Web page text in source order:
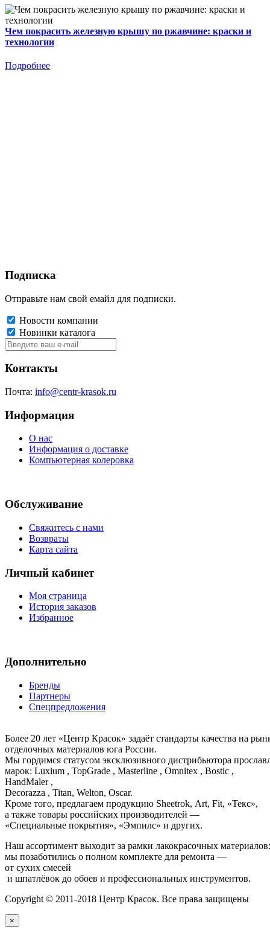
Чем покрасить железную крышу по ржавчине: краски и
технологии
Подробнее
Подписка
Отправьте нам свой емайл для подписки.
Новости компании
Новинки каталога
Контакты
Почта: info@centr-krasok.ru
Информация
О нас
Информация о доставке
Компьютерная колеровка
Обслуживание
Свяжитесь с нами
Возвраты
Карта сайта
Личный кабинет
Моя страница
История заказов
Избранное
Дополнительно
Бренды
Партнеры
Спецпредложения
Более 20 лет «Центр Красок» задаёт стандарты качества на
отделочных материалов юга России.
Мы гордимся статусом эксклюзивного дистрибьютора
марок: Luxium , TopGrade , Masterline , Omnitex , Bostic ,
HandMaler ,
Decorazza , Titan, Welton, Oscar.
Кроме того, предлагаем продукцию Sheetrok, Art, Fit, «Текс»,
а также товары российских производителей —
«Специальные покрытия», «Эмпилс» и других.
Наш ассортимент выходит за рамки лакокрасочных
мы позаботились о полном комплекте для ремонта —
от сухих смесей
и шпатлёвок до обоев и профессиональных инструментов.
Copyright © 2011-2018 Центр Красок. Все права защищены
×